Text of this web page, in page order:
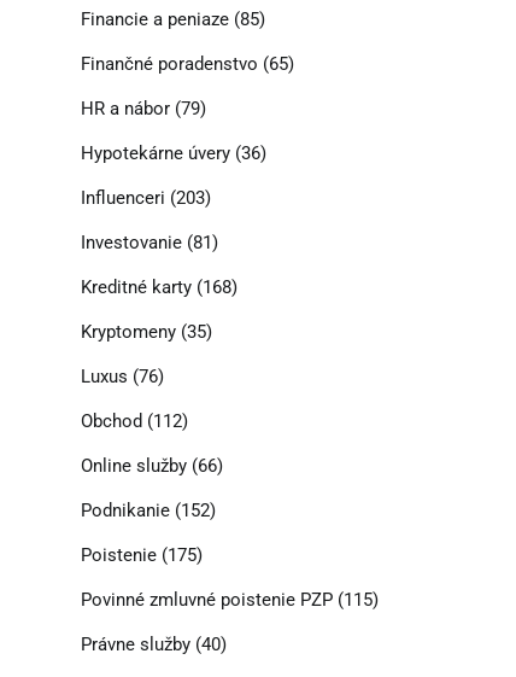
Financie a peniaze(85)
Finančné poradenstvo (65)
HR a nábor(79)
Hypotekárne úvery(36)
Influenceri (203)
Investovanie(81)
Kreditné karty(168)
Kryptomeny(35)
Luxus (76)
Obchod (112)
Online služby(66)
Podnikanie(152)
Poistenie(175)
Povinné zmluvné poistenie PZP(115)
Právne služby(40)